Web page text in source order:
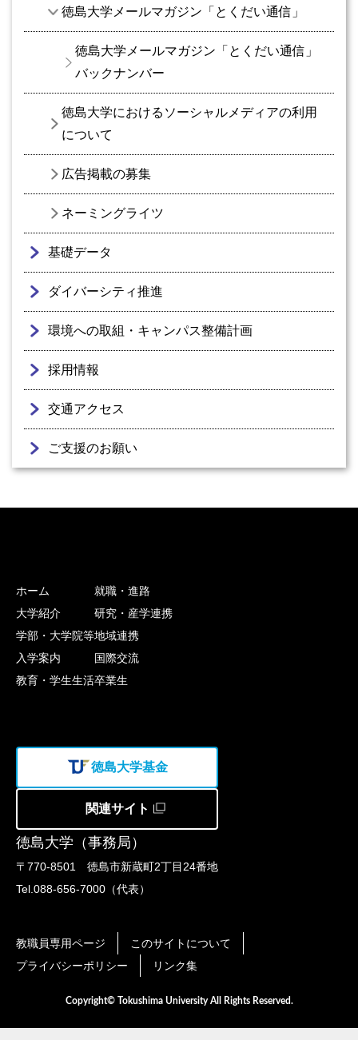
徳島大学メールマガジン「とくだい通信」
徳島大学メールマガジン「とくだい通信」
バックナンバー
徳島大学におけるソーシャルメディアの利用
について
広告掲載の募集
ネーミングライツ
基礎データ
ダイバーシティ推進
環境への取組・キャンパス整備計画
採用情報
交通アクセス
ご支援のお願い
徳島大学（事務局）
〒770-8501 徳島市新蔵町2丁目24番地
Tel.088-656-7000（代表）
ホーム
大学紹介
学部・大学院等
入学案内
教育・学生生活
就職・進路
研究・産学連携
地域連携
国際交流
卒業生
徳島大学基金
関連サイト
教職員専用ページ
このサイトについて
プライバシーポリシー
リンク集
Copyright© Tokushima University All Rights Reserved.